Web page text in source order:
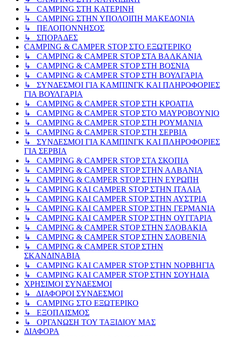
↳ CAMPING ΣΤΗ ΚΑΤΕΡΙΝΗ
↳ CAMPING ΣΤΗΝ ΥΠΟΛΟΙΠΗ ΜΑΚΕΔΟΝΙΑ
↳ ΠΕΛΟΠΟΝΝΗΣΟΣ
↳ ΣΠΟΡΑΔΕΣ
CAMPING & CAMPER STOP ΣΤΟ ΕΞΩΤΕΡΙΚΟ
↳ CAMPING & CAMPER STOP ΣΤΑ ΒΑΛΚΑΝΙΑ
↳ CAMPING & CAMPER STOP ΣΤΗ ΒΟΣΝΙΑ
↳ CAMPING & CAMPER STOP ΣΤΗ ΒΟΥΛΓΑΡΙΑ
↳ ΣΥΝΔΕΣΜΟΙ ΓΙΑ ΚΑΜΠΙΝΓΚ ΚΑΙ ΠΛΗΡΟΦΟΡΙΕΣ
ΓΙΑ ΒΟΥΛΓΑΡΙΑ
↳ CAMPING & CAMPER STOP ΣΤΗ ΚΡΟΑΤΙΑ
↳ CAMPING & CAMPER STOP ΣΤΟ ΜΑΥΡΟΒΟΥΝΙΟ
↳ CAMPING & CAMPER STOP ΣΤΗ ΡΟΥΜΑΝΙΑ
↳ CAMPING & CAMPER STOP ΣΤΗ ΣΕΡΒΙΑ
↳ ΣΥΝΔΕΣΜΟΙ ΓΙΑ ΚΑΜΠΙΝΓΚ ΚΑΙ ΠΛΗΡΟΦΟΡΙΕΣ
ΓΙΑ ΣΕΡΒΙΑ
↳ CAMPING & CAMPER STOP ΣΤΑ ΣΚΟΠΙΑ
↳ CAMPING & CAMPER STOP ΣΤΗΝ ΑΛΒΑΝΙΑ
↳ CAMPING & CAMPER STOP ΣΤΗΝ ΕΥΡΩΠΗ
↳ CAMPING KAI CAMPER STOP ΣΤΗΝ ΙΤΑΛΙΑ
↳ CAMPING KAI CAMPER STOP ΣΤΗΝ ΑΥΣΤΡΙΑ
↳ CAMPING KAI CAMPER STOP ΣΤΗΝ ΓΕΡΜΑΝΙΑ
↳ CAMPING KAI CAMPER STOP ΣΤΗΝ ΟΥΓΓΑΡΙΑ
↳ CAMPING & CAMPER STOP ΣΤΗΝ ΣΛΟΒΑΚΙΑ
↳ CAMPING & CAMPER STOP ΣΤΗΝ ΣΛΟΒΕΝΙΑ
↳ CAMPING & CAMPER STOP ΣΤΗΝ
ΣΚΑΝΔΙΝΑΒΙΑ
↳ CAMPING KAI CAMPER STOP ΣΤΗΝ ΝΟΡΒΗΓΙΑ
↳ CAMPING KAI CAMPER STOP ΣΤΗΝ ΣΟΥΗΔΙΑ
ΧΡΗΣΙΜΟΙ ΣΥΝΔΕΣΜΟΙ
↳ ΔΙΑΦΟΡΟΙ ΣΥΝΔΕΣΜΟΙ
↳ CAMPING ΣΤΟ ΕΞΩΤΕΡΙΚΟ
↳ ΕΞΟΠΛΙΣΜΟΣ
↳ ΟΡΓΑΝΩΣΗ ΤΟΥ ΤΑΞΙΔΙΟΥ ΜΑΣ
ΔΙΑΦΟΡΑ